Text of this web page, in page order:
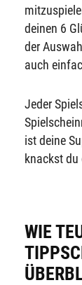
deinen 6
der
auch
Jeder
ist deine
knackst
WIE